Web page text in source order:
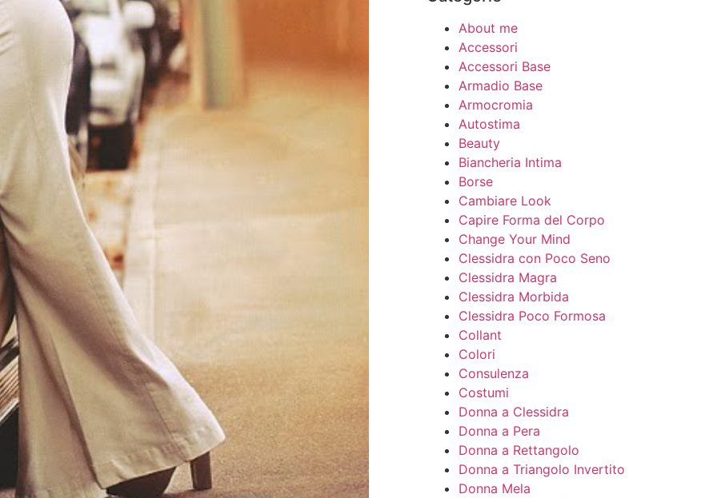
About me
Accessori
Accessori Base
Armadio Base
Armocromia
Autostima
Beauty
Biancheria Intima
Borse
Cambiare Look
Capire Forma del Corpo
Change Your Mind
Clessidra con Poco Seno
Clessidra Magra
Clessidra Morbida
Clessidra Poco Formosa
Collant
Colori
Consulenza
Costumi
Donna a Clessidra
Donna a Pera
Donna a Rettangolo
Donna a Triangolo Invertito
Donna Mela